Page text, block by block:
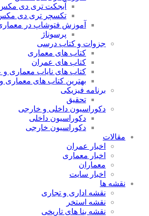
آبجکت تری دی
تکسچر تری دی
آموزش فتوشاپ در
پرسوناژ
جزوات و کتاب درسی
کتاب های معماری
کتاب های عمران
کتاب های نایاب معماری و
بهترین کتاب های معماری
برنامه فیزیکی
تحقیق
دکوراسیون داخلی و خارجی
دکوراسیون داخلی
دکوراسیون خارجی
مقالات
اخبار عمران
اخبار معماری
معماران
اخبار سایت
نقشه ها
نقشه اداری و تجاری
نقشه استخر
نقشه بنا های تاریخی